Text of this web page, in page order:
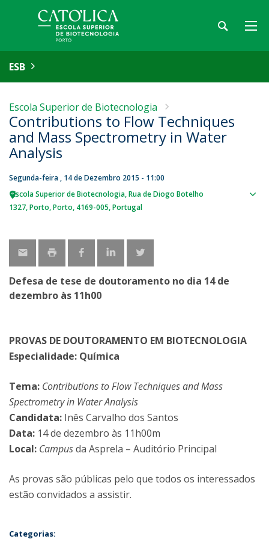
ESB
Escola Superior de Biotecnologia
Contributions to Flow Techniques
and Mass Spectrometry in Water
Analysis
Segunda-feira , 14 de Dezembro 2015 - 11:00
Escola Superior de Biotecnologia Rua de Diogo Botelho
1327 Porto Porto 4169-005 Portugal
Defesa de tese de doutoramento no dia 14 de
dezembro às 11h00
PROVAS DE DOUTORAMENTO EM BIOTECNOLOGIA
Especialidade: Química
Tema: Contributions to Flow Techniques and Mass
Spectrometry in Water Analysis
Candidata: Inês Carvalho dos Santos
Data: 14 de dezembro às 11h00m
Local: Campusda Asprela – Auditório Principal
As provas são públicas pelo que todos os interessados
estão convidados a assistir.
Categorias: